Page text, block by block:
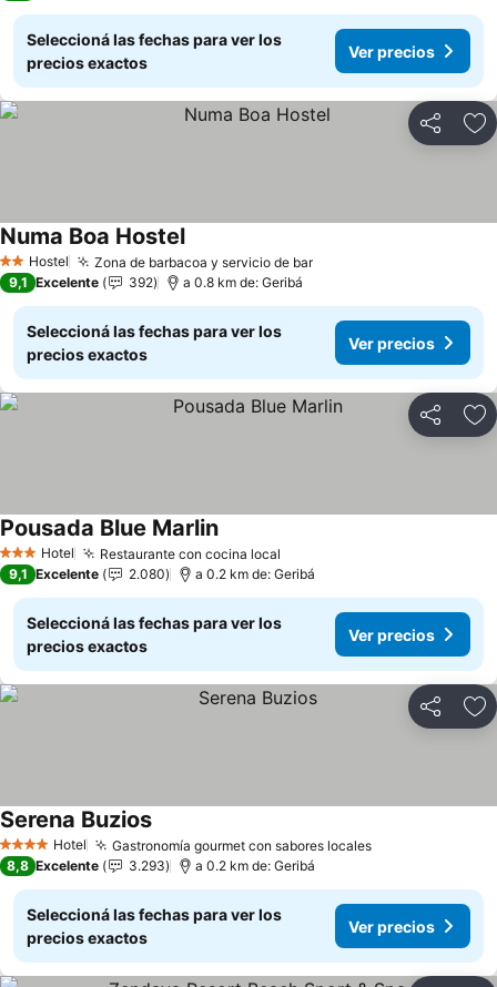
Seleccioná las fechas para ver los
precios exactos
Ver precios
Compartir
2 Estrellas
Hostel Zona de barbacoa y servicio de barVer precios
Numa Boa HostelVer precios
9,1 Excelente 392 a 0.8 km de: Geribá
Seleccioná las fechas para ver los
precios exactos
Ver precios
Compartir
3 Estrellas
Hotel Restaurante con cocina local
Pousada Blue MarlinVer precios
9,1 Excelente 2.080 a 0.2 km de: Geribá
Seleccioná las fechas para ver los
precios exactos
Ver precios
Compartir
4 EstrellasHotel Gastronomía gourmet con sabores localesVer precios
Serena BuziosVer precios
8,8 Excelente 3.293 a 0.2 km de: Geribá
Seleccioná las fechas para ver los
precios exactos
Ver precios